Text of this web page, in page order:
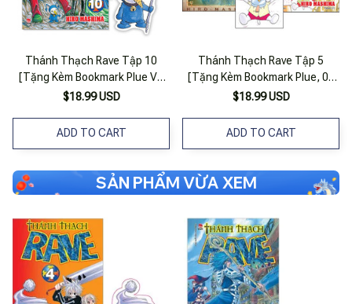
Thánh Thạch Rave Tập 10
[Tặng Kèm Bookmark Plue Và
Bìa Áo Special]
$18.99 USD
ADD TO CART
Thánh Thạch Rave Tập 5
[Tặng Kèm Bookmark Plue, 01
Bìa Áo Special]
$18.99 USD
ADD TO CART
SẢN PHẨM VỪA XEM